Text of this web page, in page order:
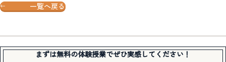
一覧へ戻る
まずは無料の体験授業でぜひ実感してください！